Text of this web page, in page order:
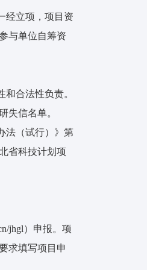
经立项，项目资
与单位自筹资
合法性负责。
失信名单。
法（试行）》第
省科技计划项
jhgl）申报。项
求填写项目申